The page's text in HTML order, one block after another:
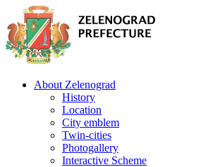
About Zelenograd
History
Location
City emblem
Twin-cities
Photogallery
Interactive Scheme